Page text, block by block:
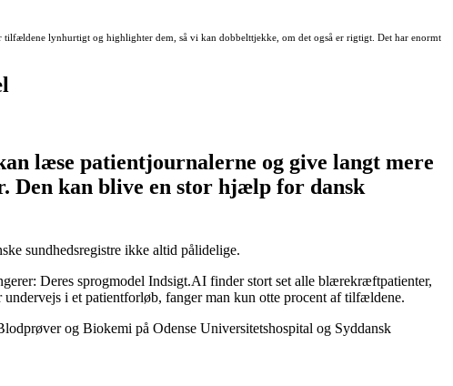
lynhurtigt og highlighter dem, så vi kan dobbelttjekke, om det også er rigtigt. Det har enormt
læse patientjournalerne og give langt mere
Den kan blive en stor hjælp for dansk
sundhedsregistre ikke altid pålidelige.
Deres sprogmodel Indsigt.AI finder stort set alle blærekræftpatienter,
i et patientforløb, fanger man kun otte procent af tilfældene.
og Biokemi på Odense Universitetshospital og Syddansk